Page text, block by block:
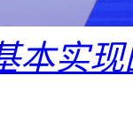
本实